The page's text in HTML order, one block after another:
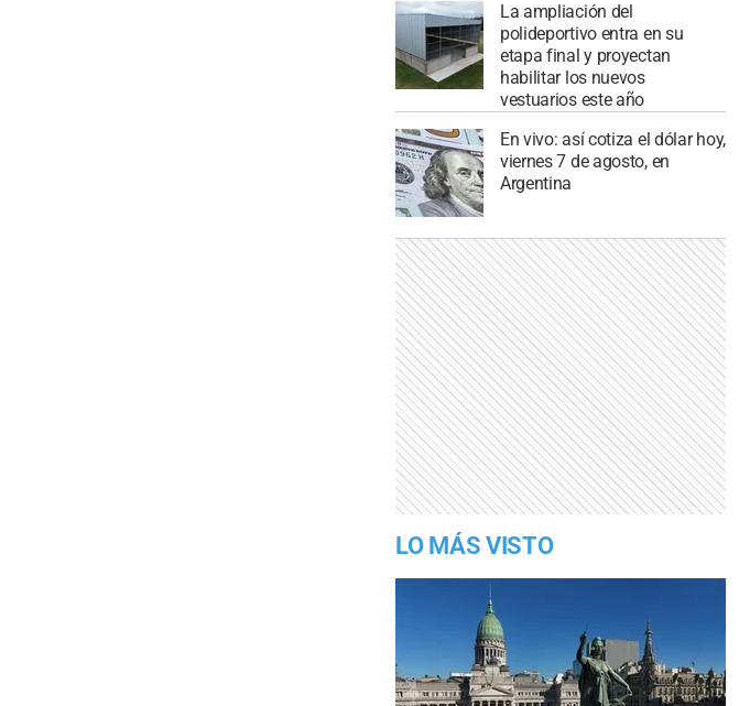
La ampliación del
polideportivo entra en su
etapa final y proyectan
habilitar los nuevos
vestuarios este año
En vivo: así cotiza el dólar hoy,
viernes 7 de agosto, en
Argentina
LO MÁS VISTO